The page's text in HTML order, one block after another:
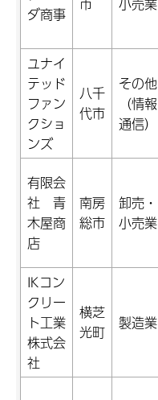
ダ商事
ユナイ
テッド
ファン
クショ
ンズ
八千
代市
その他
（情報
通信）
有限会
社 青
木屋商
店
南房
総市
卸売・
小売業
IKコン
クリー
ト工業
株式会
社
横芝
光町
製造業